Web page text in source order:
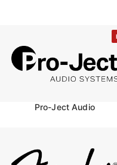
Pro-Ject Audio